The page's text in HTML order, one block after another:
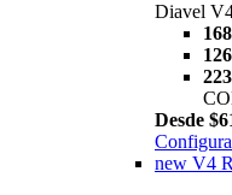
Diavel
Desde
new V4